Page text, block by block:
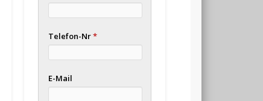
Telefon-Nr*
E-Mail